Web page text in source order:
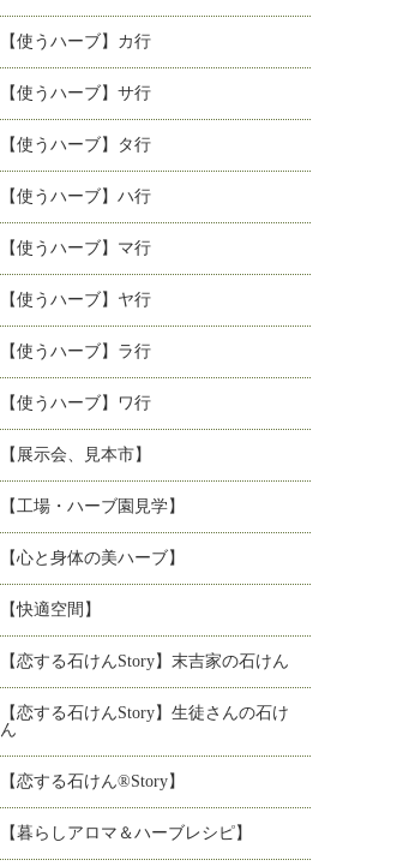
【使うハーブ】カ行
【使うハーブ】サ行
【使うハーブ】タ行
【使うハーブ】ハ行
【使うハーブ】マ行
【使うハーブ】ヤ行
【使うハーブ】ラ行
【使うハーブ】ワ行
【展示会、見本市】
【工場・ハーブ園見学】
【心と身体の美ハーブ】
【快適空間】
【恋する石けんStory】末吉家の石けん
【恋する石けんStory】生徒さんの石け
ん
【恋する石けん®Story】
【暮らしアロマ＆ハーブレシピ】